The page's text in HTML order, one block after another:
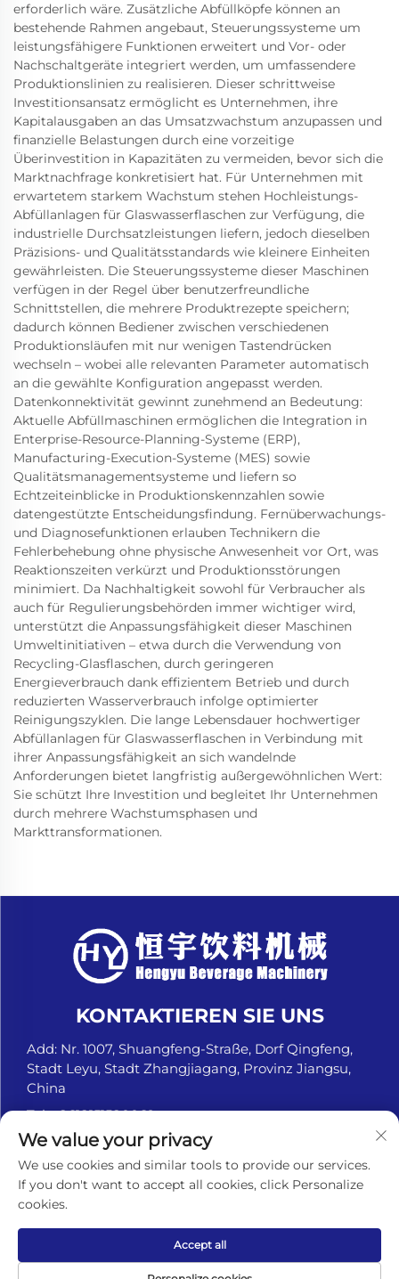
erforderlich wäre. Zusätzliche Abfüllköpfe können an
bestehende Rahmen angebaut, Steuerungssysteme um
leistungsfähigere Funktionen erweitert und Vor- oder
Nachschaltgeräte integriert werden, um umfassendere
Produktionslinien zu realisieren. Dieser schrittweise
Investitionsansatz ermöglicht es Unternehmen, ihre
Kapitalausgaben an das Umsatzwachstum anzupassen und
finanzielle Belastungen durch eine vorzeitige
Überinvestition in Kapazitäten zu vermeiden, bevor sich die
Marktnachfrage konkretisiert hat. Für Unternehmen mit
erwartetem starkem Wachstum stehen Hochleistungs-
Abfüllanlagen für Glaswasserflaschen zur Verfügung, die
industrielle Durchsatzleistungen liefern, jedoch dieselben
Präzisions- und Qualitätsstandards wie kleinere Einheiten
gewährleisten. Die Steuerungssysteme dieser Maschinen
verfügen in der Regel über benutzerfreundliche
Schnittstellen, die mehrere Produktrezepte speichern;
dadurch können Bediener zwischen verschiedenen
Produktionsläufen mit nur wenigen Tastendrücken
wechseln – wobei alle relevanten Parameter automatisch
an die gewählte Konfiguration angepasst werden.
Datenkonnektivität gewinnt zunehmend an Bedeutung:
Aktuelle Abfüllmaschinen ermöglichen die Integration in
Enterprise-Resource-Planning-Systeme (ERP),
Manufacturing-Execution-Systeme (MES) sowie
Qualitätsmanagementsysteme und liefern so
Echtzeiteinblicke in Produktionskennzahlen sowie
datengestützte Entscheidungsfindung. Fernüberwachungs-
und Diagnosefunktionen erlauben Technikern die
Fehlerbehebung ohne physische Anwesenheit vor Ort, was
Reaktionszeiten verkürzt und Produktionsstörungen
minimiert. Da Nachhaltigkeit sowohl für Verbraucher als
auch für Regulierungsbehörden immer wichtiger wird,
unterstützt die Anpassungsfähigkeit dieser Maschinen
Umweltinitiativen – etwa durch die Verwendung von
Recycling-Glasflaschen, durch geringeren
Energieverbrauch dank effizientem Betrieb und durch
reduzierten Wasserverbrauch infolge optimierter
Reinigungszyklen. Die lange Lebensdauer hochwertiger
Abfüllanlagen für Glaswasserflaschen in Verbindung mit
ihrer Anpassungsfähigkeit an sich wandelnde
Anforderungen bietet langfristig außergewöhnlichen Wert:
Sie schützt Ihre Investition und begleitet Ihr Unternehmen
durch mehrere Wachstumsphasen und
Markttransformationen.
KONTAKTIEREN SIE UNS
Add: Nr. 1007, Shuangfeng-Straße, Dorf Qingfeng,
Stadt Leyu, Stadt Zhangjiagang, Provinz Jiangsu,
China
Tel.:+8618151580069
E-Mail: [email protected]
Urheberrechte © Zhangjiagang Hengyu Beverage
Datenschutzrichtlinie
We value your privacy
We use cookies and similar tools to provide our services.
If you don't want to accept all cookies, click Personalize
cookies.
Accept all